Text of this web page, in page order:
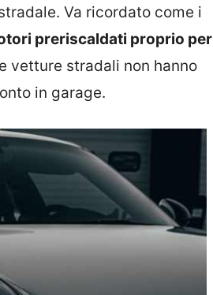
Va ricordato come i
preriscaldati proprio per
vetture stradali non hanno
in garage.